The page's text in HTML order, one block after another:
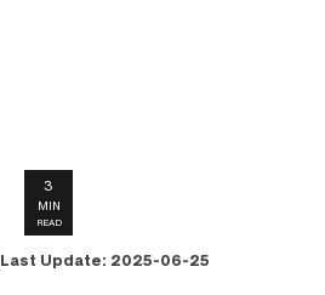
3
MIN
READ
Last Update: 2025-06-25